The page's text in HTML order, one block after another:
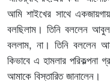
আমি শাইখের সাথে
বলছিলাম। তিনি বললেন
বললাম, না। তিনি বললেন
কিভাবে এ হামলার পরিকল্পনা
আমাকে বিস্তারিত জানালেন।